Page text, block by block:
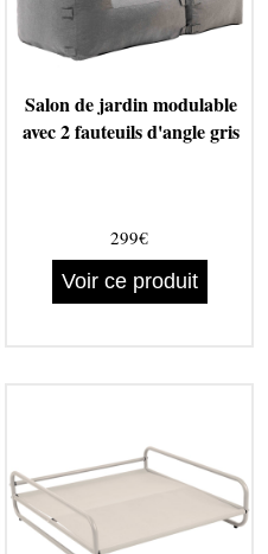
Salon de jardin modulable
avec 2 fauteuils d'angle gris
299€
Voir ce produit